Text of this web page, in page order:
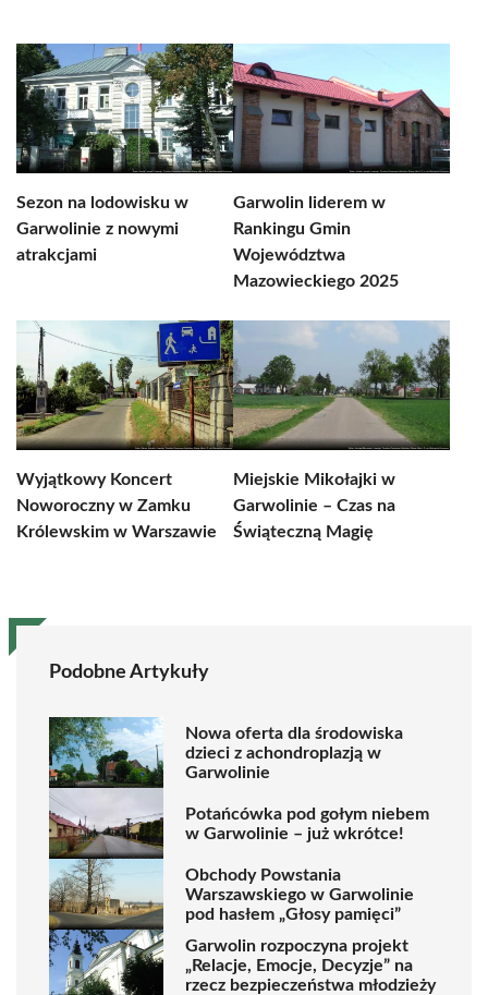
Sezon na lodowisku w
Garwolinie z nowymi
atrakcjami
Garwolin liderem w
Rankingu Gmin
Województwa
Mazowieckiego 2025
Wyjątkowy Koncert
Noworoczny w Zamku
Królewskim w Warszawie
Miejskie Mikołajki w
Garwolinie – Czas na
Świąteczną Magię
Podobne Artykuły
Nowa oferta dla środowiska
dzieci z achondroplazją w
Garwolinie
Potańcówka pod gołym niebem
w Garwolinie – już wkrótce!
Obchody Powstania
Warszawskiego w Garwolinie
pod hasłem „Głosy pamięci”
Garwolin rozpoczyna projekt
„Relacje, Emocje, Decyzje” na
rzecz bezpieczeństwa młodzieży